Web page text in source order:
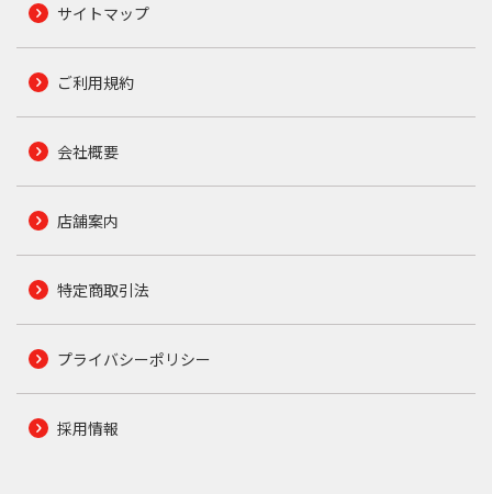
サイトマップ
ご利用規約
会社概要
店舗案内
特定商取引法
プライバシーポリシー
採用情報